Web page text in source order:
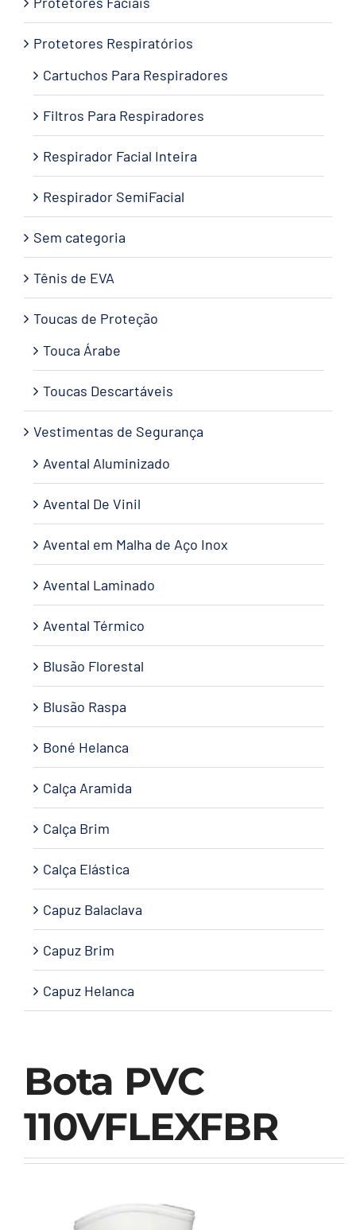
Bota PVC
110VFLEXFBR
Protetores Respiratórios
Cartuchos Para Respiradores
Filtros Para Respiradores
Respirador Facial Inteira
Respirador SemiFacial
Sem categoria
Tênis de EVA
Toucas de Proteção
Touca Árabe
Toucas Descartáveis
Vestimentas de Segurança
Avental Aluminizado
Avental De Vinil
Avental em Malha de Aço Inox
Avental Laminado
Avental Térmico
Blusão Florestal
Blusão Raspa
Boné Helanca
Calça Aramida
Calça Brim
Calça Elástica
Capuz Balaclava
Capuz Brim
Capuz Helanca